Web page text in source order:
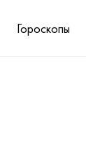
Гороскопы